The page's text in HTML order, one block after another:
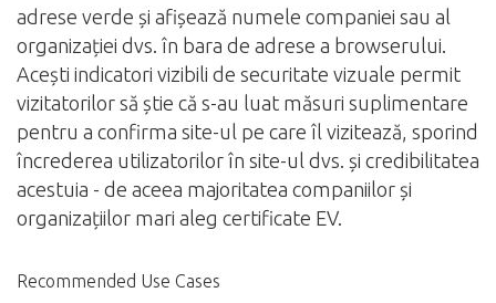
adrese verde și afișează numele companiei sau al
organizației dvs. în bara de adrese a browserului.
Acești indicatori vizibili de securitate vizuale permit
vizitatorilor să știe că s-au luat măsuri suplimentare
pentru a confirma site-ul pe care îl vizitează, sporind
încrederea utilizatorilor în site-ul dvs. și credibilitatea
acestuia - de aceea majoritatea companiilor și
organizațiilor mari aleg certificate EV.
Recommended Use Cases